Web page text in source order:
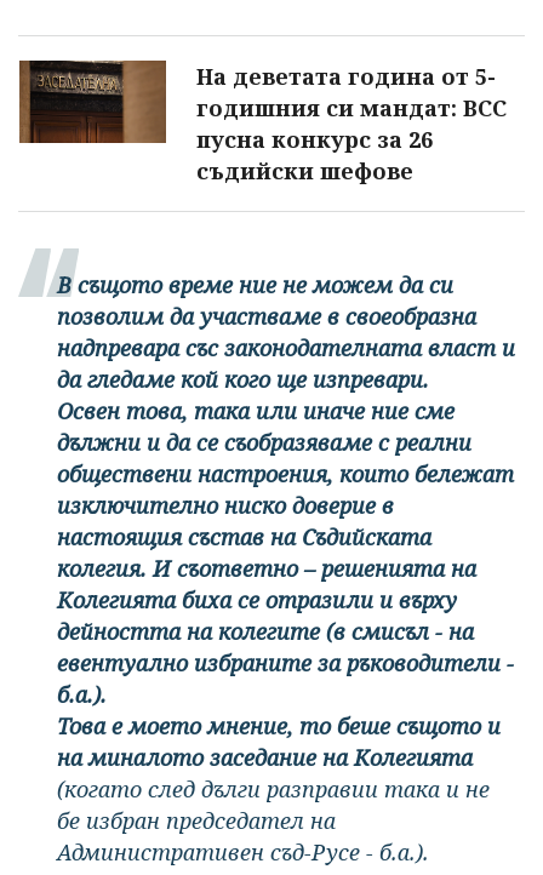
На деветата година от 5-
годишния си мандат: ВСС
пусна конкурс за 26
съдийски шефове
В същото време ние не можем да си
позволим да участваме в своеобразна
надпревара със законодателната власт и
да гледаме кой кого ще изпревари.
Освен това, така или иначе ние сме
дължни и да се съобразяваме с реални
обществени настроения, които бележат
изключително ниско доверие в
настоящия състав на Съдийската
колегия. И съответно – решенията на
Колегията биха се отразили и върху
дейността на колегите (в смисъл - на
евентуално избраните за ръководители -
б.а.).
Това е моето мнение, то беше същото и
на миналото заседание на Колегията
(когато след дълги разправии така и не
бе избран председател на
Административен съд-Русе - б.а.).